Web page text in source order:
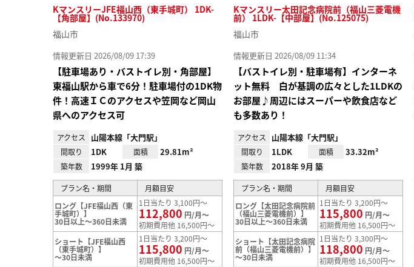
KマンスリーJFE福山西（東手城町） 1DK-
【角部屋】(No.133970)
福山市
情報更新日 2026/08/09 17:39
【駐車場あり・バストイレ別・角部屋】
東福山駅から車で6分！駐車場付の1DK物
件！高速ＩＣのアクセスや笠岡など岡山
県へのアクセス可
アクセス 山陽本線「大門駅」
間取り 1DK 面積 29.81m²
築年数 1999年 1月 築
プラン名・期間
月額目安
ロング【JFE福山西（東
手城町）】
30日以上～360日未満
1日当たり 3,100円～
112,800 円/月～
初期費用他 16,500円～
ショート【JFE福山西
（東手城町）】
～30日未満
1日当たり 3,200円～
115,800 円/月～
初期費用他 16,500円～
Kマンスリー太田記念病院前（福山三菱電機
前） 1LDK-【中部屋】(No.125075)
福山市
情報更新日 2026/08/09 11:34
【バストイレ別・駐車場有】インターネ
ット無料 白が基調の広々とした1LDKの
お部屋♪周辺にはスーパーや飲食店など
も多数あり！
アクセス 山陽本線「大門駅」
間取り 1LDK 面積 33.32m²
築年数 2018年 9月 築
プラン名・期間
月額目安
ロング【太田記念病院前
（福山三菱電機前）】
30日以上～360日未満
1日当たり 3,200円～
115,800 円/月～
初期費用他 16,500円～
ショート【太田記念病院
前（福山三菱電機前）】
～30日未満
1日当たり 3,300円～
118,800 円/月～
初期費用他 16,500円～